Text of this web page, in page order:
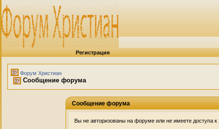
Регистрация
Форум Христиан
Сообщение форума
Сообщение форума
Вы не авторизованы на форуме или не имеете доступа к